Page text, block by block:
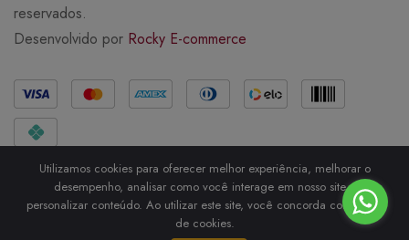
reservados.
Desenvolvido por Rocky E-commerce
Métodos de Pagamento
Utilizamos cookies para oferecer melhor experiência, melhorar o
desempenho, analisar como você interage em nosso site e
personalizar conteúdo. Ao utilizar este site, você concorda com o uso
de cookies.